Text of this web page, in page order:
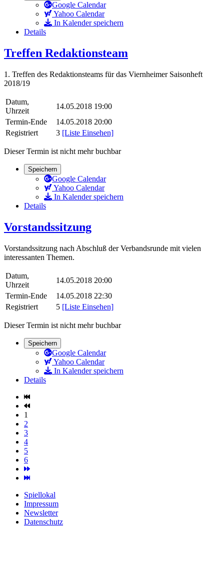
Google Calendar
Yahoo Calendar
In Kalender speichern
Details
Treffen Redaktionsteam
1. Treffen des Redaktionsteams für das Viernheimer Saisonheft
2018/19
Datum,
Uhrzeit
14.05.2018 19:00
Termin-Ende
14.05.2018 20:00
Registriert
3 [Liste Einsehen]
Dieser Termin ist nicht mehr buchbar
Speichern
Google Calendar
Yahoo Calendar
In Kalender speichern
Details
Vorstandssitzung
Vorstandssitzung nach Abschluß der Verbandsrunde mit vielen
interessanten Themen.
Datum,
Uhrzeit
14.05.2018 20:00
Termin-Ende
14.05.2018 22:30
Registriert
5 [Liste Einsehen]
Dieser Termin ist nicht mehr buchbar
Speichern
Google Calendar
Yahoo Calendar
In Kalender speichern
Details
1
2
3
4
5
6
Spiellokal
Impressum
Newsletter
Datenschutz